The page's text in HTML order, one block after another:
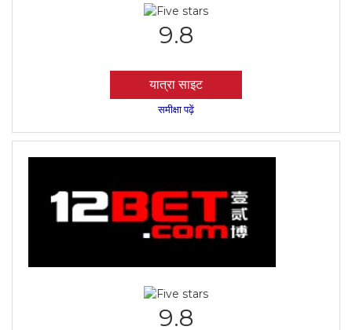
9.8
यात्रा साइट
समीक्षा पढ़ें
9.8